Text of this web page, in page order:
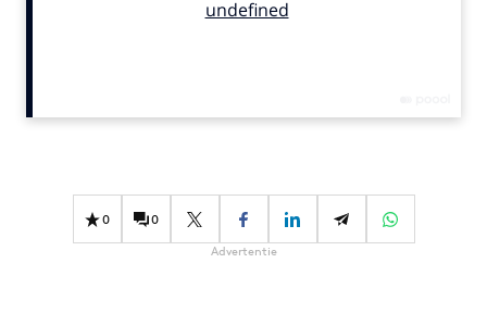
Design
Diversiteit
Effectiviteit
0 0
Advertentie